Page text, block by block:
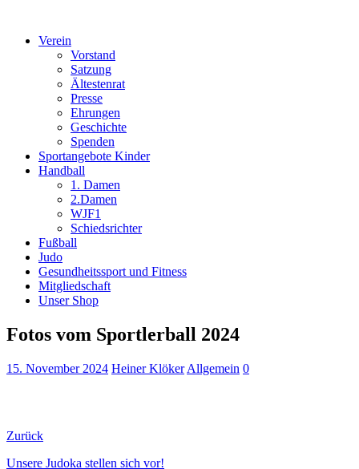
Verein
Vorstand
Satzung
Ältestenrat
Presse
Ehrungen
Geschichte
Spenden
Sportangebote Kinder
Handball
1. Damen
2.Damen
WJF1
Schiedsrichter
Fußball
Judo
Gesundheitssport und Fitness
Mitgliedschaft
Unser Shop
Fotos vom Sportlerball 2024
15. November 2024 Heiner Klöker Allgemein 0
Zurück
Unsere Judoka stellen sich vor!